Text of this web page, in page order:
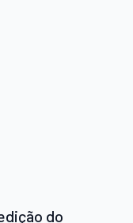
do